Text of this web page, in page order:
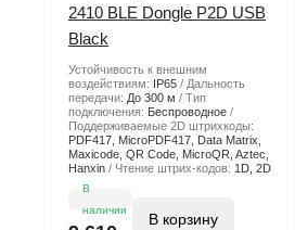
2410 BLE Dongle P2D USB
Black
Устойчивость к внешним
воздействиям:
IP65
Дальность
передачи: До 300 м
Тип
подключения: Беспроводное
Поддерживаемые 2D штрихкоды:
PDF417, MicroPDF417, Data Matrix,
Maxicode, QR Code, MicroQR, Aztec,
Hanxin
Чтение штрих-кодов: 1D, 2D
В
наличии
В корзину